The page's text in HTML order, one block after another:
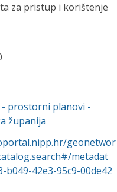
za pristup i korištenje
- prostorni planovi -
županija
geonetwor
metadat
b049-42e3-95c9-00de42